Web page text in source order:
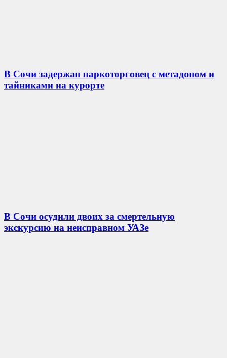
В Сочи задержан наркоторговец с метадоном и
тайниками на курорте
В Сочи осудили двоих за смертельную
экскурсию на неисправном УАЗе